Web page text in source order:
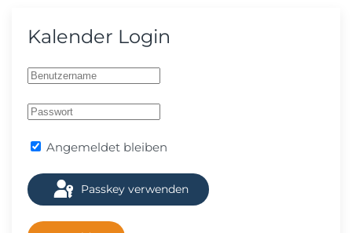
Kalender Login
Angemeldet bleiben
Passkey verwenden